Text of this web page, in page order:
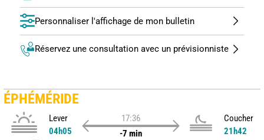
Personnaliser l'affichage de mon bulletin
Réservez une consultation avec un prévisionniste
ÉPHÉMÉRIDE
Lever
04h05
17:36
-7 min
Coucher
21h42